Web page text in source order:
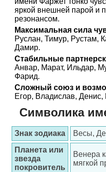
яркой внешней парой и
резонансом.
Максимальная сила
Руслан, Тимур, Рустам,
Дамир.
Стабильные
Анвар, Марат, Ильдар,
Фарид.
Сложный союз и
Егор, Владислав, Денис,
Символика
Знак зодиака
Весы,
Планета или
звезда
покровитель
Венера
мягкой